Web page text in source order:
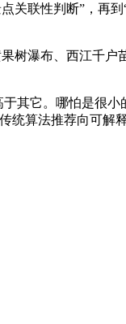
联性判断”，再
瀑布、西江千户
它。哪怕是很小
算法推荐向可解